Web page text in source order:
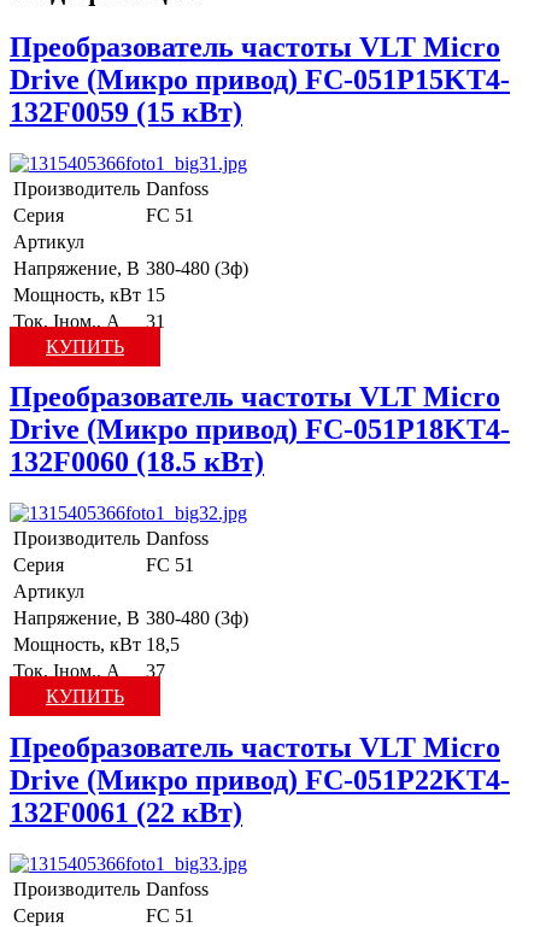
Преобразователь частоты VLT Micro
Drive (Микро привод) FC-051P15KT4-
132F0059 (15 кВт)
Производитель Danfoss
Серия
FC 51
Артикул
Напряжение, В 380-480 (3ф)
Мощность, кВт 15
Ток, Iном., А
31
КУПИТЬ
Преобразователь частоты VLT Micro
Drive (Микро привод) FC-051P18KT4-
132F0060 (18.5 кВт)
Производитель Danfoss
Серия
FC 51
Артикул
Напряжение, В 380-480 (3ф)
Мощность, кВт 18,5
Ток, Iном., А
37
КУПИТЬ
Преобразователь частоты VLT Micro
Drive (Микро привод) FC-051P22KT4-
132F0061 (22 кВт)
Производитель Danfoss
Серия
FC 51